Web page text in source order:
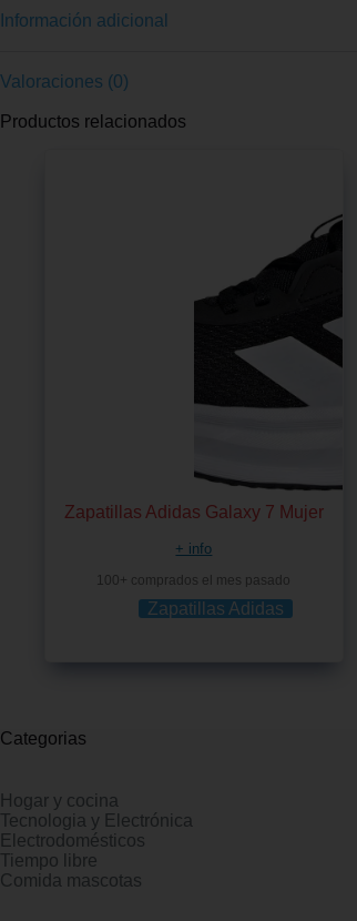
Información adicional
Valoraciones (0)
Productos relacionados
Zapatillas Adidas Galaxy 7 Mujer
+ info
100+ comprados el mes pasado
Zapatillas Adidas
Categorias
Hogar y cocina
Tecnologia y Electrónica
Electrodomésticos
Tiempo libre
Comida mascotas